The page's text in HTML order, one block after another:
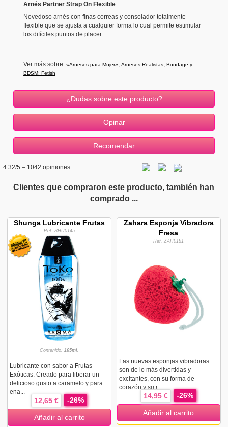
Arnés Partner Strap On Flexible
Novedoso arnés con finas correas y consolador totalmente
flexible que se ajusta a cualquier forma lo cual permite estimular
los difíciles puntos de placer.
Ver más sobre: «Arneses para Mujer», Arneses Realistas, Bondage y
BDSM: Fetish
¿Dudas sobre este producto?
4.32/5 – 1042 opiniones
Clientes que compraron este producto, también han
comprado ...
Shunga Lubricante Frutas
Ref. SHU0145
Contenido:165ml.
Lubricante con sabor a Frutas
Exóticas. Creado para liberar un
delicioso gusto a caramelo y para
ena...
12,65 € -26%
Añadir al carrito
Zahara Esponja Vibradora
Fresa
Ref. ZAH0181
Las nuevas esponjas vibradoras
son de lo más divertidas y
excitantes, con su forma de
corazón y su r...
14,95 € -26%
Añadir al carrito